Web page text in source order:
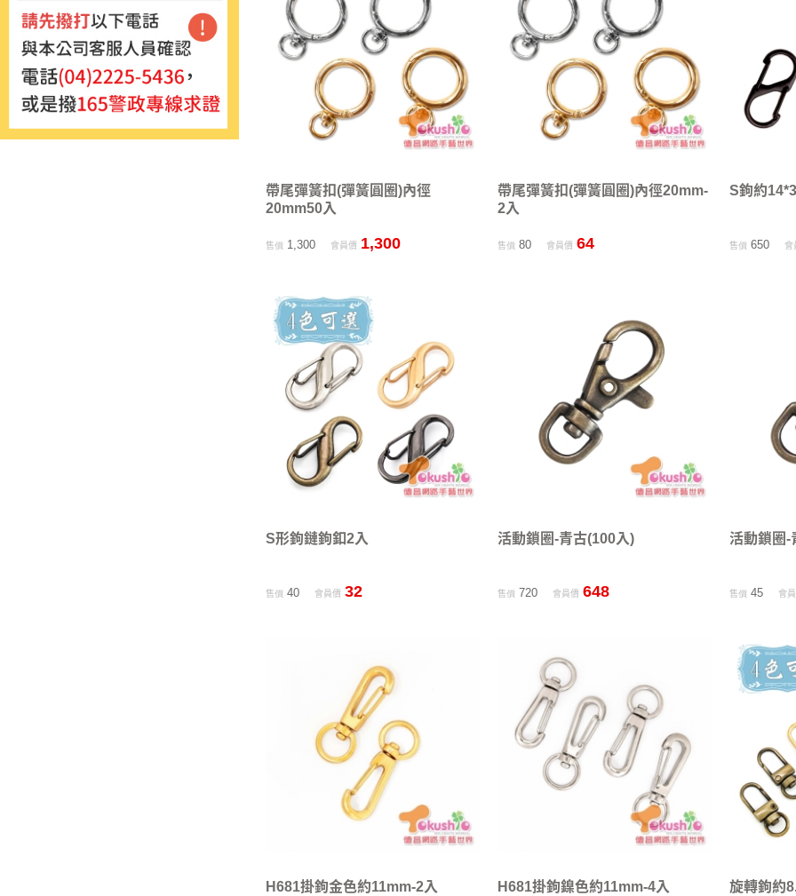
帶尾彈簧扣(彈簧圓圈)內徑
20mm50入
售價1,300 會員價 1,300
帶尾彈簧扣(彈簧圓圈)內徑20mm-
2入
售價 80 會員價 64
S鉤約
售價 650 會
S形鉤鏈鉤釦2入
售價40 會員價 32
活動鎖圈-青古(100入)
售價 720 會員價 648
活動鎖圈-
售價 45 會
H681掛鉤金色約11mm-2入 H681掛鉤鎳色約11mm-4入
旋轉鉤約